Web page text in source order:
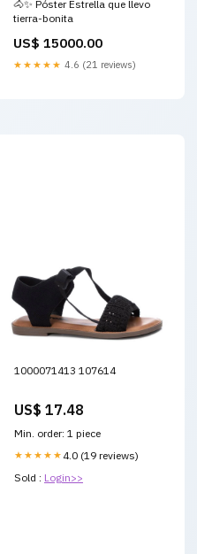
🐴✨ Póster Estrella que llevo
tierra-bonita
US$ 15000.00
★★★★★ 4.6 (21 reviews)
1000071413 107614
US$ 17.48
Min. order: 1 piece
★★★★★ 4.0 (19 reviews)
Sold : Login>>